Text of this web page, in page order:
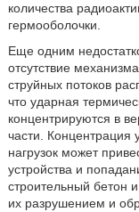
количества
гермооболочки.
Еще одним
отсутствие
струйных потоков
что ударная
концентрируются в
части. Концентрация
нагрузок может
устройства и
строительный бетон
их разрушением и